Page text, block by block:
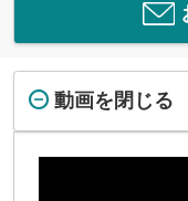
動画を閉じる